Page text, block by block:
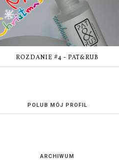
ROZDANIE #4 - PAT&RUB
POLUB MÓJ PROFIL
ARCHIWUM